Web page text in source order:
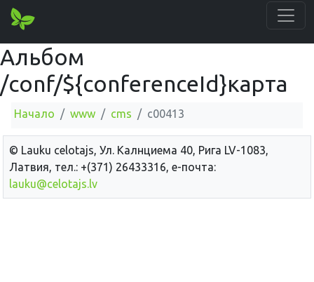
Альбом
/conf/${conferenceId}карта
Начало www cms c00413
© Lauku сelotajs, Ул. Калнциема 40, Рига LV-1083,
Латвия, тел.: +(371) 26433316, е-почта:
lauku@celotajs.lv